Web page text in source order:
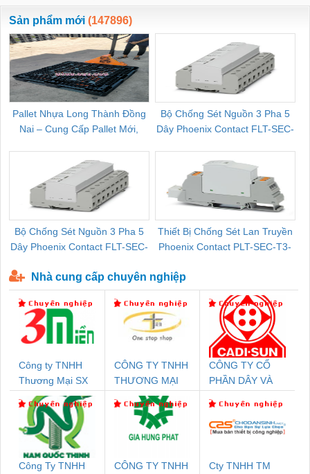
ewara
CHUA CHAY
Sản phẩm mới (147896)
Pallet Nhựa Long Thành Đồng
Nai – Cung Cấp Pallet Mới,
Bộ Chống Sét Nguồn 3 Pha 5
Dây Phoenix Contact FLT-SEC-
Bộ Chống Sét Nguồn 3 Pha 5
Dây Phoenix Contact FLT-SEC-
Thiết Bị Chống Sét Lan Truyền
Phoenix Contact PLT-SEC-T3-
Nhà cung cấp chuyên nghiệp
Công ty TNHH
Thương Mại SX
Ba Miền
CÔNG TY TNHH
THƯƠNG MẠI
THIÊN ÂN VIỆT
NAM
CÔNG TY CỔ
PHẦN DÂY VÀ
THƯỢNG ĐÌNH
Công Ty TNHH
CÔNG TY TNHH
Cty TNHH TM